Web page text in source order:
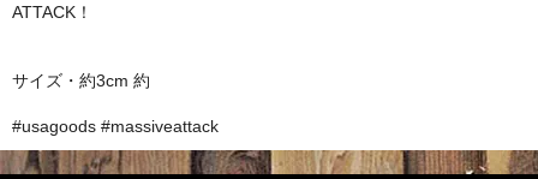
ATTACK！
サイズ・約3cm 約
#usagoods #massiveattack